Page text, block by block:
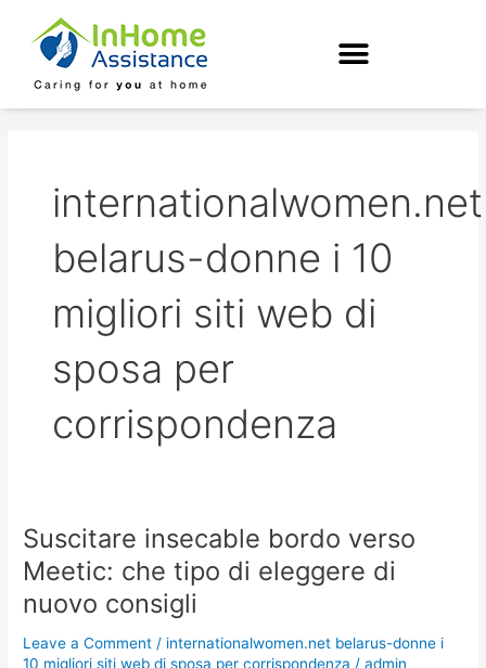
content
internationalwomen.net
belarus-donne i 10
migliori siti web di
sposa per
corrispondenza
Suscitare insecable bordo verso
Meetic: che tipo di eleggere di
nuovo consigli
Leave a Comment / internationalwomen.net belarus-donne i
10 migliori siti web di sposa per corrispondenza /admin
Suscitare
insecable
bordo
verso
che